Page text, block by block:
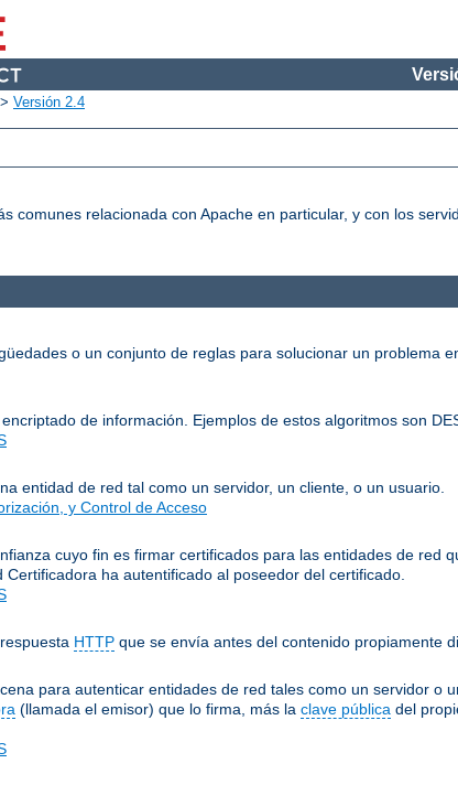
> Versión 2.4
comunes relacionada con Apache en particular, y con los
o un conjunto de reglas para solucionar un
de información. Ejemplos de estos algoritmos son
entidad de red tal como un servidor, un cliente, o un usuario.
y Control de Acceso
cuyo fin es firmar certificados para las entidades de
ha autentificado al poseedor del certificado.
HTTP que se envía antes del contenido propiamente
para autenticar entidades de red tales como un servidor
(llamada el emisor) que lo firma, más la clave pública del